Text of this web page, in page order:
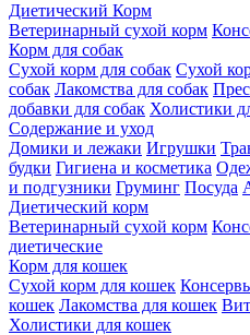
Диетический Корм
Ветеринарный сухой корм
Корм для собак
Сухой корм для собак Сухой
собак Лакомства для собак
добавки для собак Холистики
Содержание и уход
Домики и лежаки Игрушки
будки Гигиена и косметика
и подгузники Груминг Посуда
Диетический корм
Ветеринарный сухой корм
диетические
Корм для кошек
Сухой корм для кошек
кошек Лакомства для кошек
Холистики для кошек